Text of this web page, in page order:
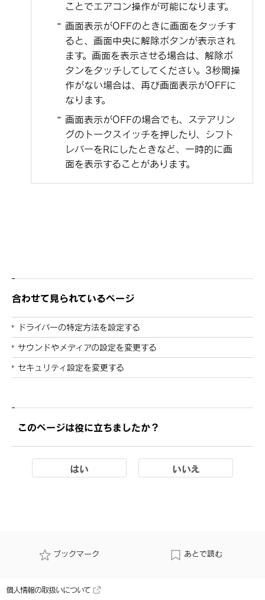
ことでエアコン操作が可能になります。
画面表示がOFFのときに画面をタッチす
ると、画面中央に解除ボタンが表示され
ます。画面を表示させる場合は、解除ボ
タンをタッチしてしてください。3秒間操
作がない場合は、再び画面表示がOFFに
なります。
画面表示がOFFの場合でも、ステアリン
グのトークスイッチを押したり、シフト
レバーをRにしたときなど、一時的に画
面を表示することがあります。
合わせて見られているページ
ドライバーの特定方法を設定する
サウンドやメディアの設定を変更する
セキュリティ設定を変更する
このページは役に立ちましたか？
はい いいえ
ブックマーク あとで読む
個人情報の取扱いについて